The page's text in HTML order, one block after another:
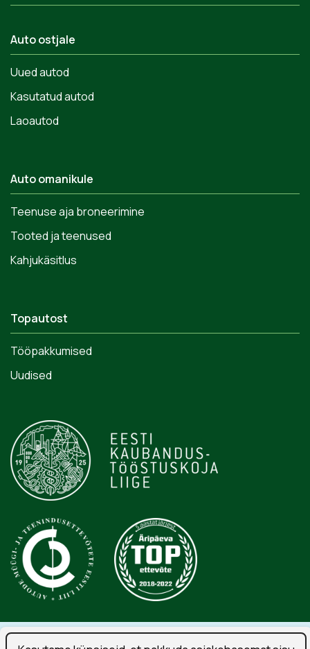
Auto ostjale
Uued autod
Kasutatud autod
Laoautod
Auto omanikule
Teenuse aja broneerimine
Tooted ja teenused
Kahjukäsitlus
Topautost
Tööpakkumised
Uudised